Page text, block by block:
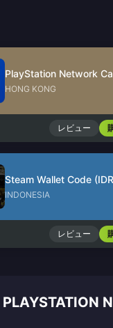
HONG KONG
レビュー
Steam Wallet Code
INDONESIA
レビュー